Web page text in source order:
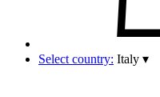
Select country: Italy ▾